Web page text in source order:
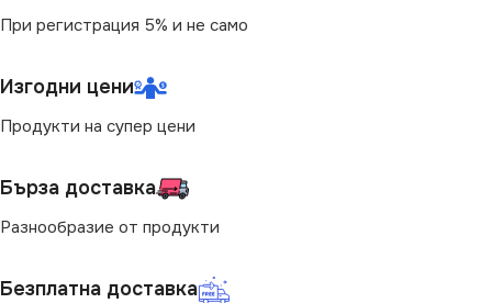
При регистрация 5% и не само
Изгодни цени
Продукти на супер цени
Бърза доставка
Разнообразие от продукти
Безплатна доставка